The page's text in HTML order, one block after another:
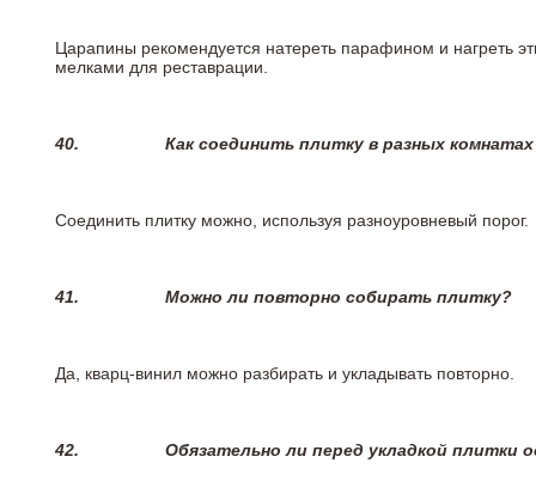
Царапины рекомендуется натереть парафином и нагреть
мелками для реставрации.
40. Как соединить плитку в разных
Соединить плитку можно, используя разноуровневый порог.
41. Можно ли повторно собирать плитку?
Да, кварц-винил можно разбирать и укладывать повторно.
42. Обязательно ли перед укладкой плитки